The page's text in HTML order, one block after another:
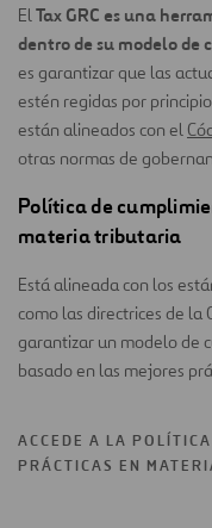
ElTax GRC es una
dentro de su modelo
es garantizar que las
estén regidas por
están alineados con el
otras normas de
Política de
materia tributaria
Está alineada con los
como las directrices de la
garantizar un modelo de
basado en las mejores
ACCEDE A LA
PRÁCTICAS EN